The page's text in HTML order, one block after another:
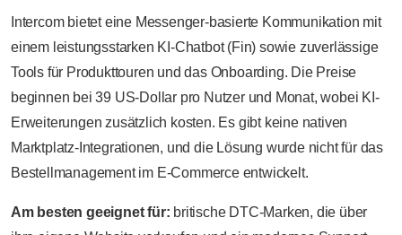
Intercom bietet eine Messenger-basierte Kommunikation mit
einem leistungsstarken KI-Chatbot (Fin) sowie zuverlässige
Tools für Produkttouren und das Onboarding. Die Preise
beginnen bei 39 US-Dollar pro Nutzer und Monat, wobei KI-
Erweiterungen zusätzlich kosten. Es gibt keine nativen
Marktplatz-Integrationen, und die Lösung wurde nicht für das
Bestellmanagement im E-Commerce entwickelt.
Am besten geeignet für: britische DTC-Marken, die über